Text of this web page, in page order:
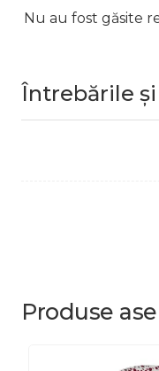
Nu au fost găsite
Întrebările
Produse